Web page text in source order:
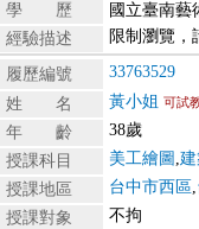
學 歷
國立臺南藝
經驗描述
限制瀏覽
履歷編號 33763529
姓 名
黃小姐 可試
年 齡
38歲
授課科目
美工繪圖 ,
授課地區
台中市西區,
授課對象
不拘